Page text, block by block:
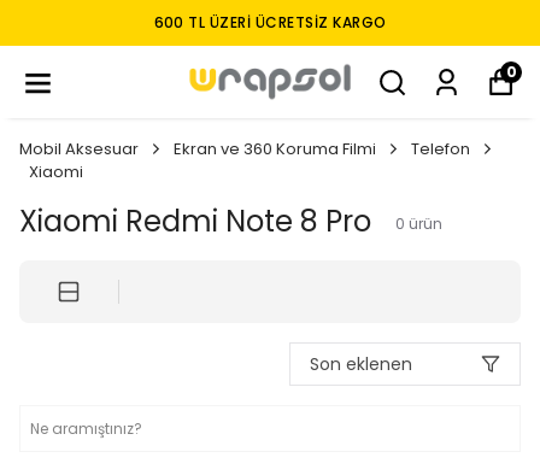
600 TL ÜZERI ÜCRETSIZ KARGO
0
Mobil Aksesuar Ekran ve 360 Koruma Filmi
Telefon
Xiaomi
Xiaomi Redmi Note 8 Pro 0 ürün
Son eklenen